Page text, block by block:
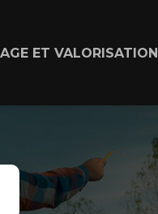
ET VALORISATION